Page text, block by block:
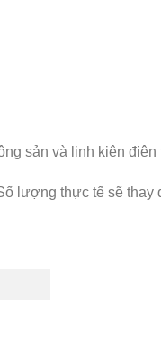
sản và linh kiện điện
lượng thực tế sẽ thay